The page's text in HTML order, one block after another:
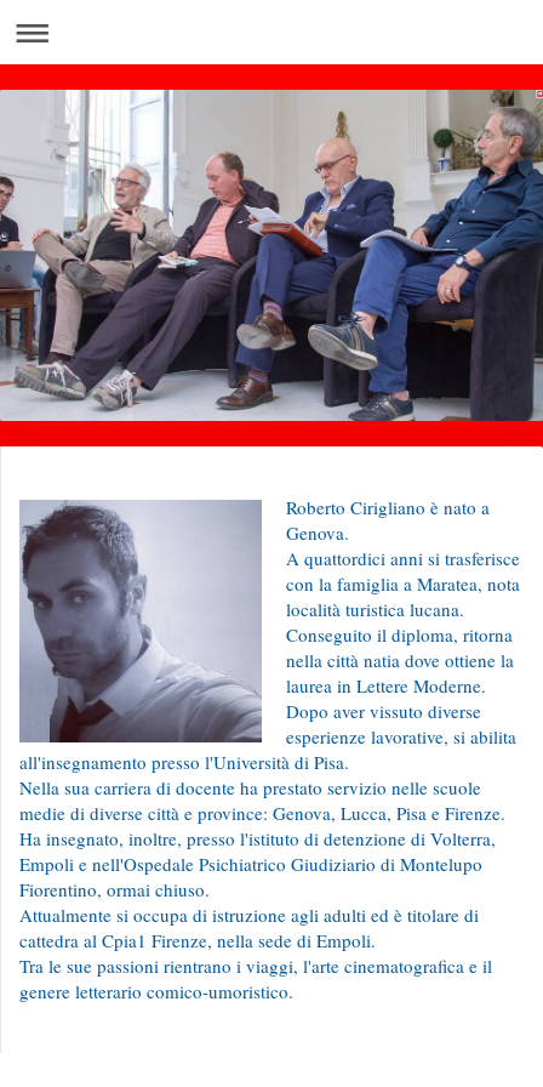
Roberto Cirigliano è nato a
Genova.
A quattordici anni si trasferisce
con la famiglia a Maratea, nota
località turistica lucana.
Conseguito il diploma, ritorna
nella città natia dove ottiene la
laurea in Lettere Moderne.
Dopo aver vissuto diverse
esperienze lavorative, si abilita
all'insegnamento presso l'Università di Pisa.
Nella sua carriera di docente ha prestato servizio nelle scuole
medie di diverse città e province: Genova, Lucca, Pisa e Firenze.
Ha insegnato, inoltre, presso l'istituto di detenzione di Volterra,
Empoli e nell'Ospedale Psichiatrico Giudiziario di Montelupo
Fiorentino, ormai chiuso.
Attualmente si occupa di istruzione agli adulti ed è titolare di
cattedra al Cpia1 Firenze, nella sede di Empoli.
Tra le sue passioni rientrano i viaggi, l'arte cinematografica e il
genere letterario comico-umoristico.